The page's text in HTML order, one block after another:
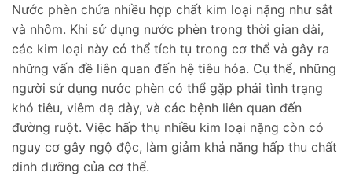
Nước phèn chứa nhiều hợp chất kim loại nặng như sắt
và nhôm. Khi sử dụng nước phèn trong thời gian dài,
các kim loại này có thể tích tụ trong cơ thể và gây ra
những vấn đề liên quan đến hệ tiêu hóa. Cụ thể, những
người sử dụng nước phèn có thể gặp phải tình trạng
khó tiêu, viêm dạ dày, và các bệnh liên quan đến
đường ruột. Việc hấp thụ nhiều kim loại nặng còn có
nguy cơ gây ngộ độc, làm giảm khả năng hấp thu chất
dinh dưỡng của cơ thể.